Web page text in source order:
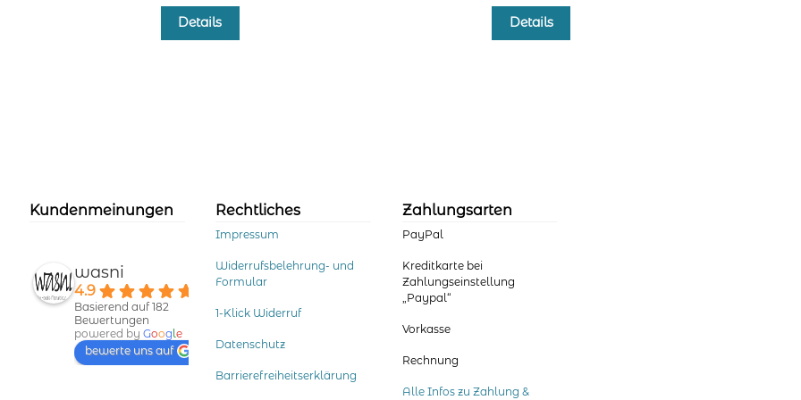
Details
der
Produktseite
gewählt
werden
Details
Kundenmeinungen
wasni
4.9
Basierend auf 182
Bewertungen
powered byGoogle
bewerte uns auf
Rechtliches
Impressum
Widerrufsbelehrung- und
Formular
1-Klick Widerruf
Datenschutz
Barrierefreiheitserklärung
Zahlungsarten
PayPal
Kreditkarte bei
Zahlungseinstellung
„Paypal“
Vorkasse
Rechnung
Alle Infos zu Zahlung &